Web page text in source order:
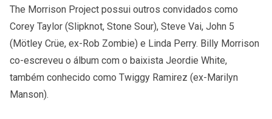
The Morrison Project possui outros convidados como
Corey Taylor (Slipknot, Stone Sour), Steve Vai, John 5
(Mötley Crüe, ex-Rob Zombie) e Linda Perry. Billy Morrison
co-escreveu o álbum com o baixista Jeordie White,
também conhecido como Twiggy Ramirez (ex-Marilyn
Manson).